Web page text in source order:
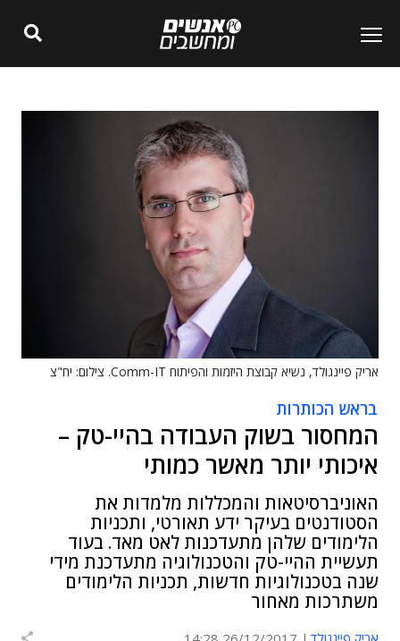
אריק פיינגולד, נשיא קבוצת היזמות והפיתוח Comm-IT. צילום: יח"צ
בראש הכותרות
המחסור בשוק העבודה בהיי-טק –
איכותי יותר מאשר כמותי
האוניברסיטאות והמכללות מלמדות את
הסטודנטים בעיקר ידע תאורטי, ותכניות
הלימודים שלהן מתעדכנות לאט מאד. בעוד
תעשיית ההיי-טק והטכנולוגיה מתעדכנת מידי
שנה בטכנולוגיות חדשות, תכניות הלימודים
משתרכות מאחור